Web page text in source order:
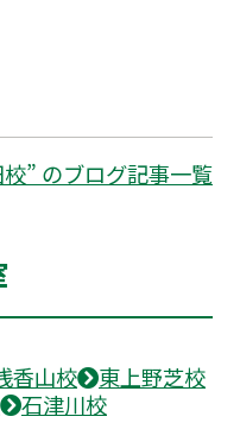
” のブログ記事一覧
香山校
東上野芝校
石津川校